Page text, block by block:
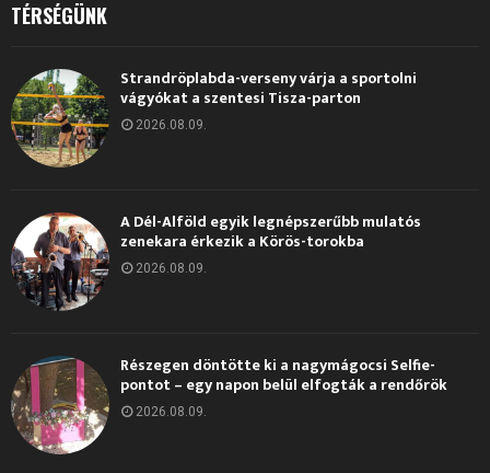
TÉRSÉGÜNK
Strandröplabda-verseny várja a sportolni
vágyókat a szentesi Tisza-parton
2026.08.09.
A Dél-Alföld egyik legnépszerűbb mulatós
zenekara érkezik a Körös-torokba
2026.08.09.
Részegen döntötte ki a nagymágocsi Selfie-
pontot – egy napon belül elfogták a rendőrök
2026.08.09.